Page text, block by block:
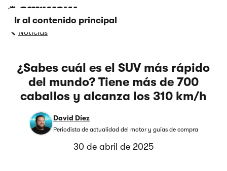
Ir al contenido principal
Noticias
¿Sabes cuál es el SUV más rápido
del mundo? Tiene más de 700
caballos y alcanza los 310 km/h
David Díez
Periodista de actualidad del motor y guías de compra
30 de abril de 2025